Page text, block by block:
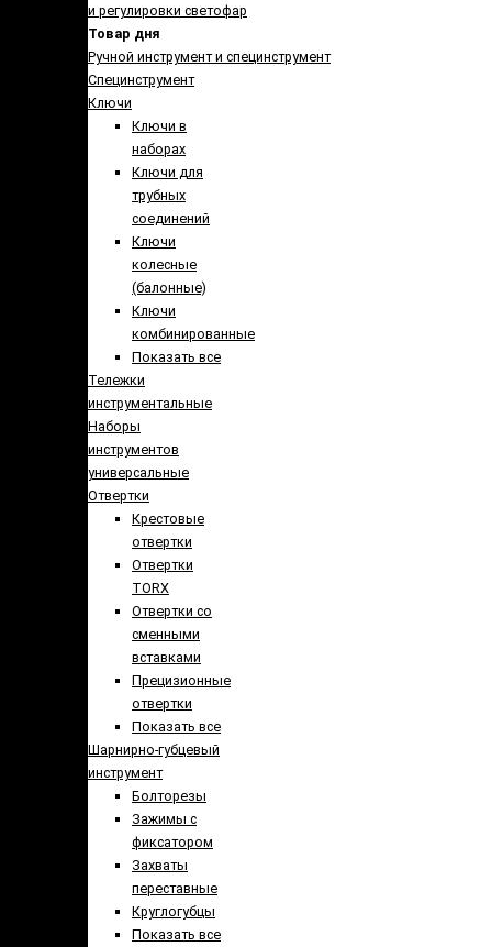
и регулировки светофар
Товар дня
Ручной инструмент и специнструмент
Специнструмент
Ключи
Ключи в
наборах
Ключи для
трубных
соединений
Ключи
колесные
(балонные)
Ключи
комбинированные
Показать все
Тележки
инструментальные
Наборы
инструментов
универсальные
Отвертки
Крестовые
отвертки
Отвертки
TORX
Отвертки со
сменными
вставками
Прецизионные
отвертки
Показать все
Шарнирно-губцевый
инструмент
Болторезы
Зажимы с
фиксатором
Захваты
переставные
Круглогубцы
Показать все